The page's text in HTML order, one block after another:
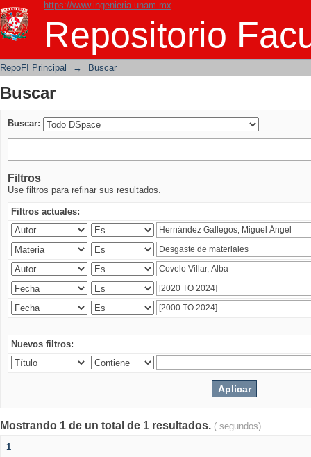
https://www.ingenieria.unam.mx
Repositorio
Buscar
RepoFI Principal → Buscar
Buscar
Buscar:
Filtros
Use filtros para refinar sus resultados.
Filtros actuales:
Nuevos filtros:
Mostrando 1 de un total de 1 resultados. ( segundos)
1